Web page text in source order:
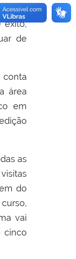
a
êxito,
de
conta
área
em
as
do
vai
cinco